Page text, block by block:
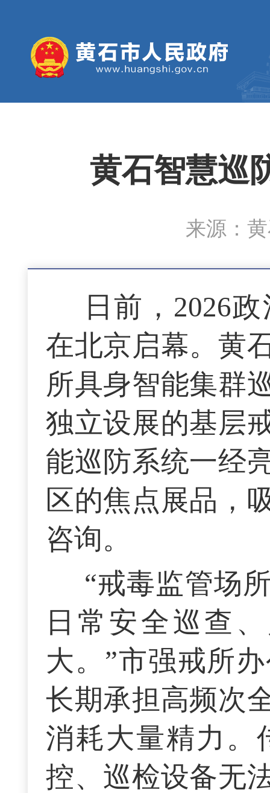
黄石智慧巡
来源：
日前，2026
在北京启幕。黄
所具身智能集群
独立设展的基层
能巡防系统一经
区的焦点展品，
咨询。
“戒毒监管场
日常安全巡查
大。”市强戒所
长期承担高频次
消耗大量精力。
控、巡检设备无